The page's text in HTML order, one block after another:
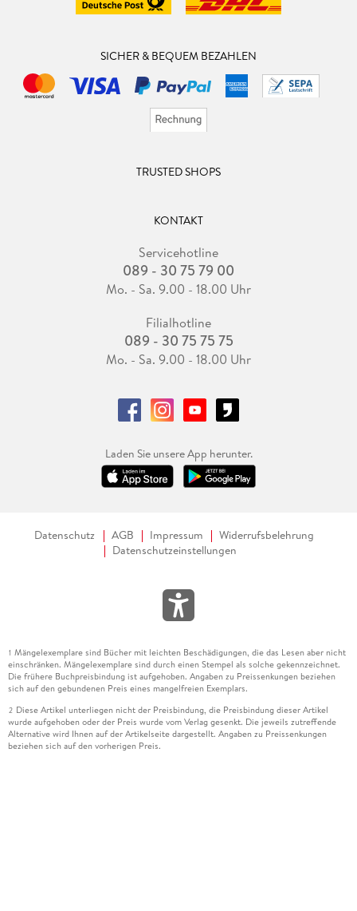
SICHER & BEQUEM BEZAHLEN
TRUSTED SHOPS
KONTAKT
Servicehotline
089 - 30 75 79 00
Mo. - Sa. 9.00 - 18.00 Uhr
Filialhotline
089 - 30 75 75 75
Mo. - Sa. 9.00 - 18.00 Uhr
Laden Sie unsere App herunter.
Datenschutz AGB Impressum
Widerrufsbelehrung
Datenschutzeinstellungen
1 Mängelexemplare sind Bücher mit leichten Beschädigungen, die das Lesen aber nicht
einschränken. Mängelexemplare sind durch einen Stempel als solche gekennzeichnet.
Die frühere Buchpreisbindung ist aufgehoben. Angaben zu Preissenkungen beziehen
sich auf den gebundenen Preis eines mangelfreien Exemplars.
2 Diese Artikel unterliegen nicht der Preisbindung, die Preisbindung dieser Artikel
wurde aufgehoben oder der Preis wurde vom Verlag gesenkt. Die jeweils zutreffende
Alternative wird Ihnen auf der Artikelseite dargestellt. Angaben zu Preissenkungen
beziehen sich auf den vorherigen Preis.